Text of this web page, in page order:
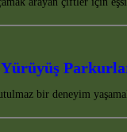
bir deneyim